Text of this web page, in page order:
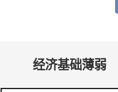
经济基础薄弱